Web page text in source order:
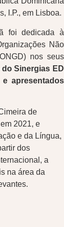
I.P., em Lisboa.
foi dedicada à
Não
nos seus
Sinergias ED
apresentados
de
2021, e
e da Língua,
dos
a
na área da